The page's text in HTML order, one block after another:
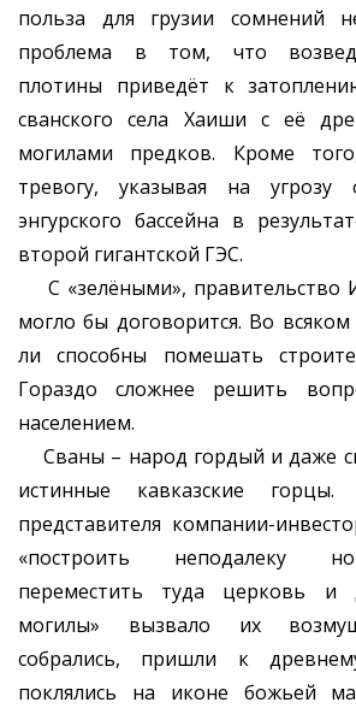
польза для грузии сомнений
проблема в том, что
плотины приведёт к
сванского села Хаиши с её
могилами предков. Кроме
тревогу, указывая на
энгурского бассейна в
второй гигантской ГЭС.
С «зелёными», правительство
могло бы договорится. Во всяком
ли способны помешать
Гораздо сложнее решить
населением.
Сваны – народ гордый и даже
истинные кавказские горцы.
представителя компании-
«построить неподалеку
переместить туда церковь и
могилы» вызвало их
собрались, пришли к
поклялись на иконе божьей